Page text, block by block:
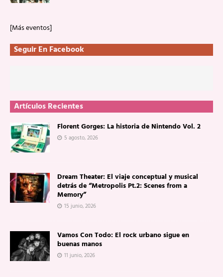
[Más eventos]
Seguir En Facebook
Artículos Recientes
Florent Gorges: La historia de Nintendo Vol. 2
5 agosto, 2026
Dream Theater: El viaje conceptual y musical
detrás de “Metropolis Pt.2: Scenes from a
Memory”
15 junio, 2026
Vamos Con Todo: El rock urbano sigue en
buenas manos
11 junio, 2026